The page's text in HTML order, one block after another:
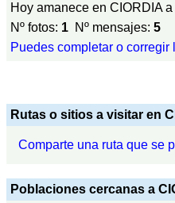
Hoy amanece en CIORDIA
Nº fotos: 1 Nº mensajes: 5
Puedes completar o
Rutas o sitios a visitar en
Comparte una ruta que se
Poblaciones cercanas a